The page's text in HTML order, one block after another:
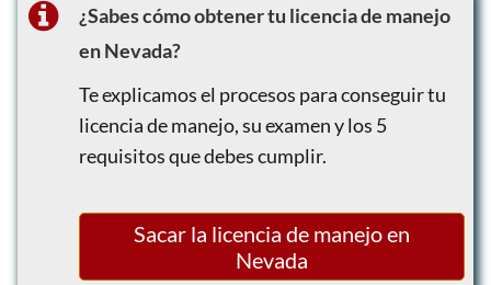
Court Approved DUI School
YouTube Video Tutorials
Freeway Lessons
Night Driving Lessons
Driver Refresher Course
¿Sabes cómo obtener tu licencia de manejo
en Nevada?
Te explicamos el procesos para conseguir tu
licencia de manejo, su examen y los 5
requisitos que debes cumplir.
Sacar la licencia de manejo en
Nevada